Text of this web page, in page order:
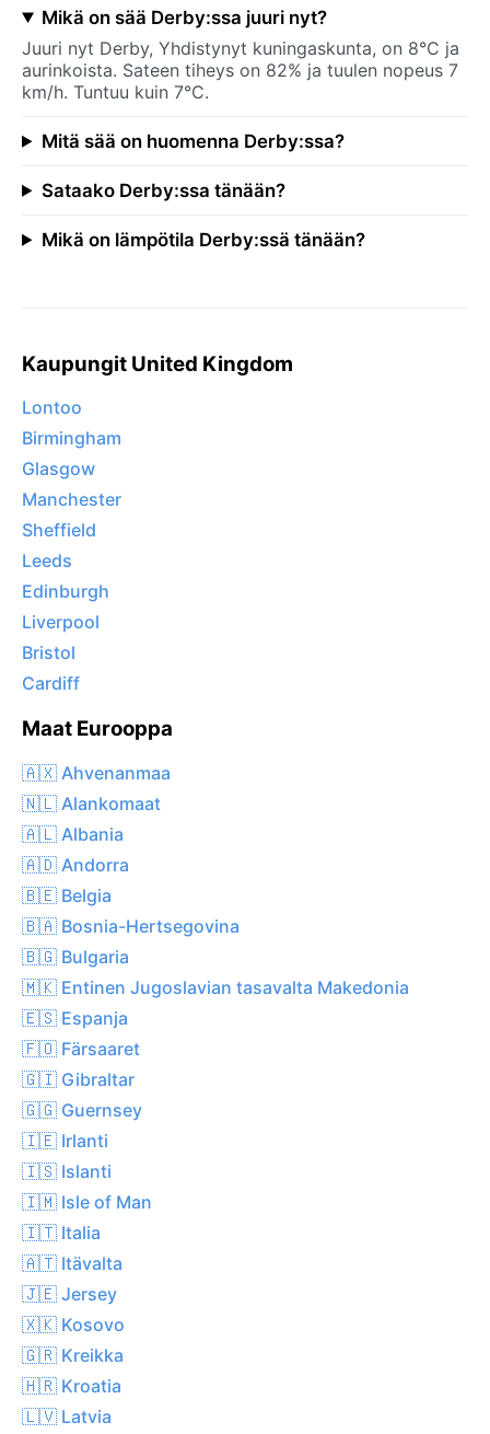
Mikä on sää Derby:ssa juuri nyt?
Juuri nyt Derby, Yhdistynyt kuningaskunta, on 8°C ja
aurinkoista. Sateen tiheys on 82% ja tuulen nopeus 7
km/h. Tuntuu kuin 7°C.
Mitä sää on huomenna Derby:ssa?
Sataako Derby:ssa tänään?
Mikä on lämpötila Derby:ssä tänään?
Kaupungit United Kingdom
Lontoo
Birmingham
Glasgow
Manchester
Sheffield
Leeds
Edinburgh
Liverpool
Bristol
Cardiff
Maat Eurooppa
🇦🇽 Ahvenanmaa
🇳🇱 Alankomaat
🇦🇱 Albania
🇦🇩 Andorra
🇧🇪 Belgia
🇧🇦 Bosnia-Hertsegovina
🇧🇬 Bulgaria
🇲🇰 Entinen Jugoslavian tasavalta Makedonia
🇪🇸 Espanja
🇫🇴 Färsaaret
🇬🇮 Gibraltar
🇬🇬 Guernsey
🇮🇪 Irlanti
🇮🇸 Islanti
🇮🇲 Isle of Man
🇮🇹 Italia
🇦🇹 Itävalta
🇯🇪 Jersey
🇽🇰 Kosovo
🇬🇷 Kreikka
🇭🇷 Kroatia
🇱🇻 Latvia